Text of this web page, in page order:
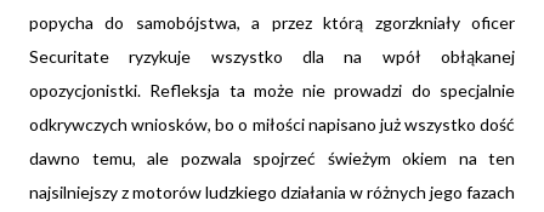
popycha do samobójstwa, a przez którą zgorzkniały oficer
Securitate ryzykuje wszystko dla na wpół obłąkanej
opozycjonistki. Refleksja ta może nie prowadzi do specjalnie
odkrywczych wniosków, bo o miłości napisano już wszystko dość
dawno temu, ale pozwala spojrzeć świeżym okiem na ten
najsilniejszy z motorów ludzkiego działania w różnych jego fazach